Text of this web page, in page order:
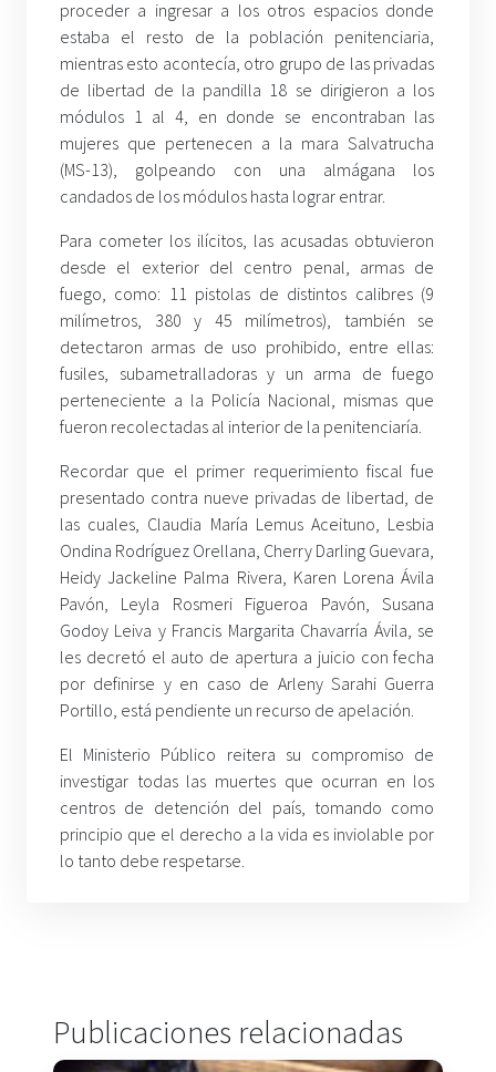
proceder a ingresar a los otros espacios donde
estaba el resto de la población penitenciaria,
mientras esto acontecía, otro grupo de las privadas
de libertad de la pandilla 18 se dirigieron a los
módulos 1 al 4, en donde se encontraban las
mujeres que pertenecen a la mara Salvatrucha
(MS-13), golpeando con una almágana los
candados de los módulos hasta lograr entrar.
Para cometer los ilícitos, las acusadas obtuvieron
desde el exterior del centro penal, armas de
fuego, como: 11 pistolas de distintos calibres (9
milímetros, 380 y 45 milímetros), también se
detectaron armas de uso prohibido, entre ellas:
fusiles, subametralladoras y un arma de fuego
perteneciente a la Policía Nacional, mismas que
fueron recolectadas al interior de la penitenciaría.
Recordar que el primer requerimiento fiscal fue
presentado contra nueve privadas de libertad, de
las cuales, Claudia María Lemus Aceituno, Lesbia
Ondina Rodríguez Orellana, Cherry Darling Guevara,
Heidy Jackeline Palma Rivera, Karen Lorena Ávila
Pavón, Leyla Rosmeri Figueroa Pavón, Susana
Godoy Leiva y Francis Margarita Chavarría Ávila, se
les decretó el auto de apertura a juicio con fecha
por definirse y en caso de Arleny Sarahi Guerra
Portillo, está pendiente un recurso de apelación.
El Ministerio Público reitera su compromiso de
investigar todas las muertes que ocurran en los
centros de detención del país, tomando como
principio que el derecho a la vida es inviolable por
lo tanto debe respetarse.
Publicaciones relacionadas